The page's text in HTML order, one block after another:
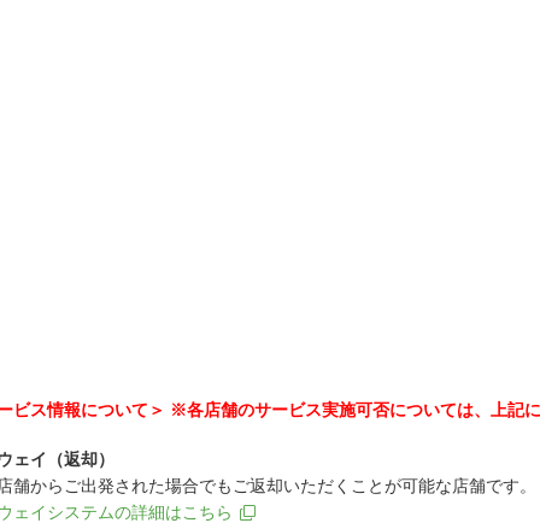
ビス情報について＞ ※各店舗のサービス実施可否については、上記
ェイ（返却）
舗からご出発された場合でもご返却いただくことが可能な店舗です。
ェイシステムの詳細はこちら